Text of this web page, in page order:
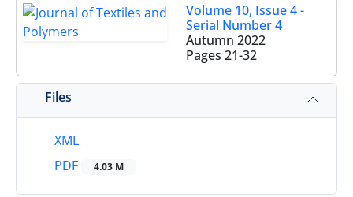
Volume 10, Issue 4 -
Serial Number 4
Autumn 2022
Pages 21-32
Files
XML
PDF
4.03 M